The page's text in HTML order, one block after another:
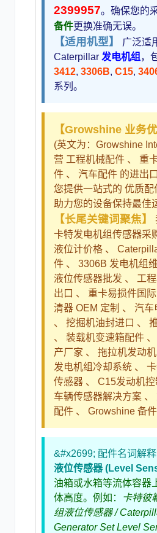
尼桑
2399957。确保您的
备件更换准确无误。
【适用机型】
广泛适
Caterpillar 发电机组 ，
3412, 3306B, C15,
系列。
【Growshine 业务优
(英文为：Growshine
营 工程机械配件 、 重
件 、 汽车配件 的进出
您提供一站式的 优质配
助力您的设备保持最佳
【长尾关键词聚焦】
卡特发电机组传感器采
液位计价格 、
件 、 3306B 发电机组
液位传感器批发 、 工
出口 、 重卡易损件国
清器 OEM 定制 、 汽
、 挖掘机油封进口 、
、 装载机变速箱配件
产厂家 、 拖拉机发动
发电机组冷却系统 、
传感器 、 C15发动机
车辆传感器解决方案
配件 、 Growshine 备件
&#x2699; 配件名词解
液位传感器 (Level
油箱或水箱等流体容器
体高度。例如：
卡特彼
组液位传感器 /
Generator Set Level